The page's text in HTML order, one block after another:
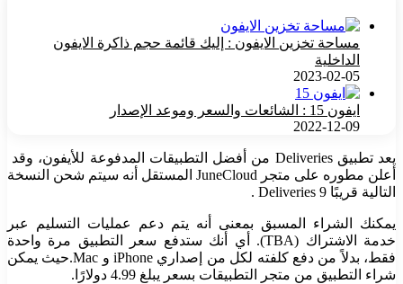
مساحة تخزين الايفون : إليك قائمة حجم ذاكرة الايفون
الداخلية
2023-02-05
ايفون 15 : الشائعات والسعر وموعد الإصدار
2022-12-09
يعد تطبيق Deliveries من أفضل التطبيقات المدفوعة للأيفون، وقد
أعلن مطوره على متجر JuneCloud المستقل أنه سيتم شحن النسخة
التالية قريبًا Deliveries 9 .
يمكنك الشراء المسبق بمعنى أنه يتم دعم عمليات التسليم عبر
خدمة الاشتراك (TBA). أي أنك ستدفع سعر التطبيق مرة واحدة
فقط، بدلاً من دفع كلفته لكل من إصداري iPhone و Mac.حيث يمكن
شراء التطبيق من متجر التطبيقات بسعر يبلغ 4.99 دولارًا.